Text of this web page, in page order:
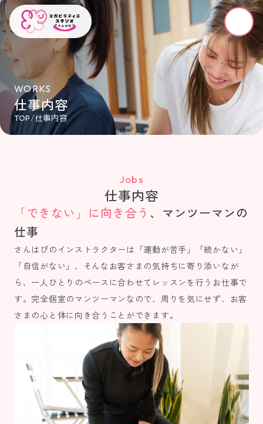
WORKS
仕事内容
TOP/仕事内容
Jobs
仕事内容
「できない」に向き合う 、マンツーマンの
仕事
さんはぴのインストラクターは「運動が苦手」「続かない」
「自信がない」、そんなお客さまの気持ちに寄り添いなが
ら、一人ひとりのペースに合わせてレッスンを行うお仕事で
す。完全個室のマンツーマンなので、周りを気にせず、お客
さまの心と体に向き合うことができます。